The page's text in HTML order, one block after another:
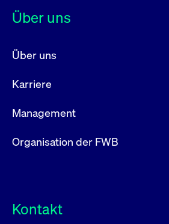
Über uns
Über uns
Karriere
Management
Organisation der FWB
Kontakt